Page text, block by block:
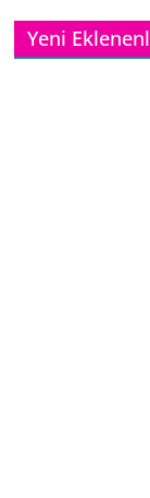
Yeni